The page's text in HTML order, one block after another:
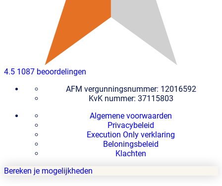
4.5 1087 beoordelingen
AFM vergunningsnummer: 12016592
KvK nummer: 37115803
Algemene voorwaarden
Privacybeleid
Execution Only verklaring
Beloningsbeleid
Klachten
Bereken je mogelijkheden